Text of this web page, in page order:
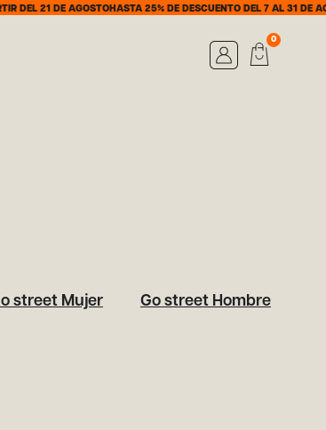
DEL 21 DE AGOSTOHASTA 25% DE DESCUENTO DEL 7 AL 31 DE
0
street Mujer Go street Hombre